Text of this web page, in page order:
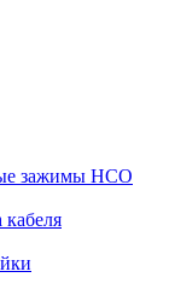
зажимы НСО
кабеля